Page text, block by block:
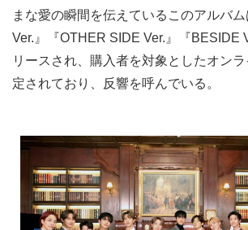
まな愛の瞬間を伝えているこのアルバ
Ver.』『OTHER SIDE Ver.』『BESIDE
リースされ、購入者を対象としたオン
定されており、反響を呼んでいる。